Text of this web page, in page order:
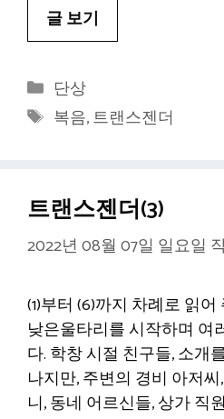
글 보기
카
테
고
단상
태
복음,트랜스젠더
트랜스젠더(3)
2022년 08월 07일 일요일
(1)부터 (6)까지 차례로 읽
낮은울타리를 시작하며 여
다. 학창 시절 친구들, 소개
나지만, 주변의 경비 아저
니, 동네 어르신들, 상가 직